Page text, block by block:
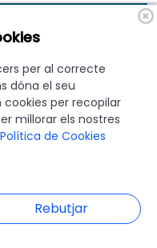
648
per al correcte
dóna el seu
per recopilar
millorar els nostres
Política de Cookies
Rebutjar